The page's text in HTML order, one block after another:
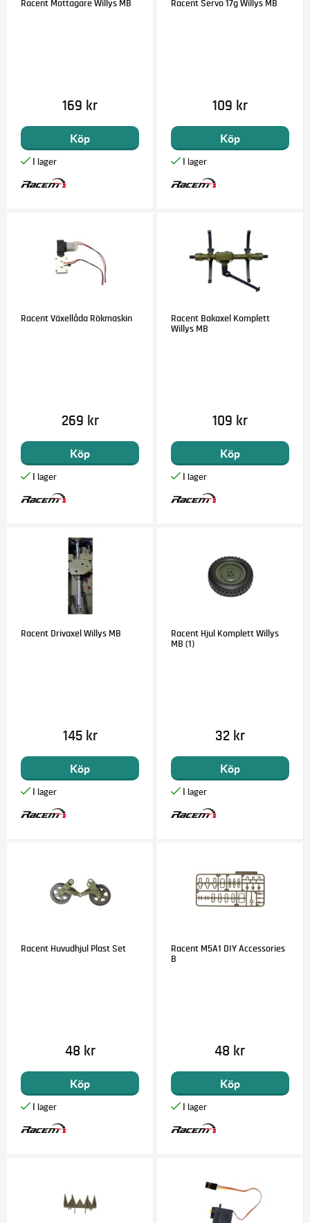
Racent Mottagare Willys MB
169 kr
Köp
Racent Servo 17g Willys MB
109 kr
Köp
Racent Växellåda Rökmaskin
269 kr
Köp
Racent Bakaxel Komplett
Willys MB
109 kr
Köp
Racent Drivaxel Willys MB
145 kr
Köp
Racent Hjul Komplett Willys
MB (1)
32 kr
Köp
Racent Huvudhjul Plast Set
48 kr
Köp
Racent M5A1 DIY Accessories
B
48 kr
Köp